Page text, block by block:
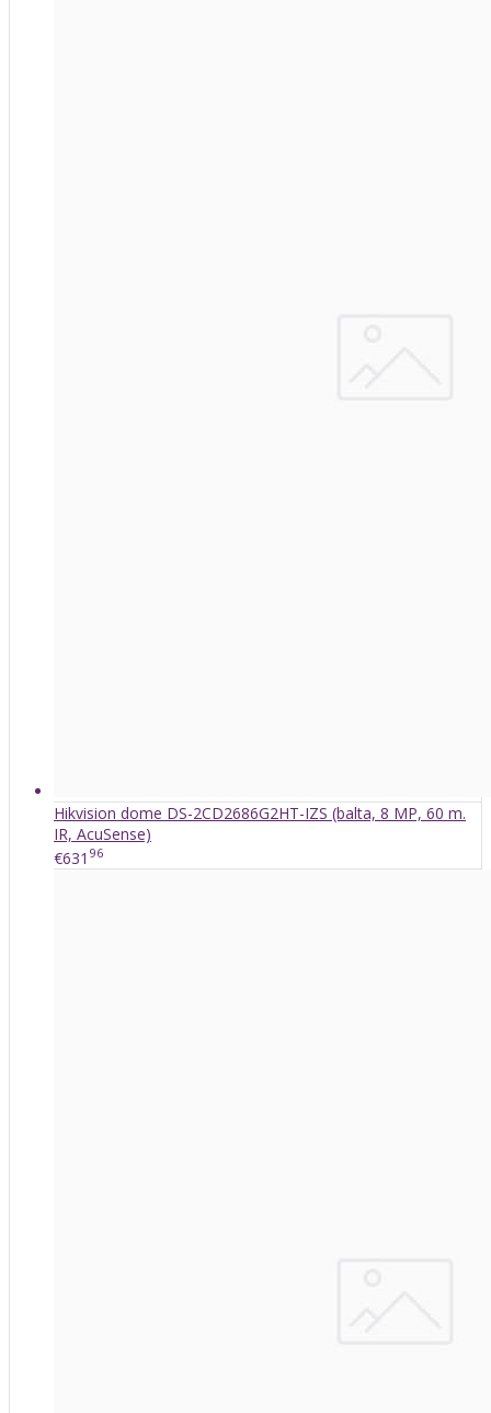
Hikvision dome DS-2CD2686G2HT-IZS (balta, 8 MP, 60 m.
IR, AcuSense)
€631 96